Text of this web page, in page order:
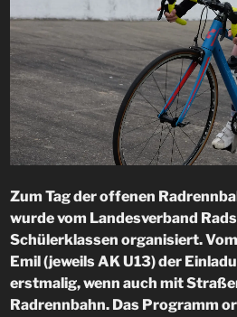
Zum Tag der offenen
wurde vom Landesverband
Schülerklassen organisiert.
Emil (jeweils AK U13) der
erstmalig, wenn auch mit
Radrennbahn. Das Programm